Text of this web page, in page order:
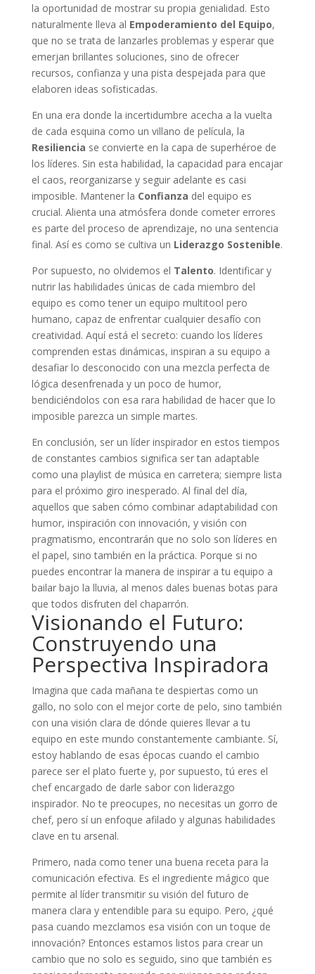
la oportunidad de mostrar su propia genialidad. Esto
naturalmente lleva al Empoderamiento del Equipo,
que no se trata de lanzarles problemas y esperar que
emerjan brillantes soluciones, sino de ofrecer
recursos, confianza y una pista despejada para que
elaboren ideas sofisticadas.
En una era donde la incertidumbre acecha a la vuelta
de cada esquina como un villano de película, la
Resiliencia se convierte en la capa de superhéroe de
los líderes. Sin esta habilidad, la capacidad para encajar
el caos, reorganizarse y seguir adelante es casi
imposible. Mantener la Confianza del equipo es
crucial. Alienta una atmósfera donde cometer errores
es parte del proceso de aprendizaje, no una sentencia
final. Así es como se cultiva un Liderazgo Sostenible.
Por supuesto, no olvidemos el Talento. Identificar y
nutrir las habilidades únicas de cada miembro del
equipo es como tener un equipo multitool pero
humano, capaz de enfrentar cualquier desafío con
creatividad. Aquí está el secreto: cuando los líderes
comprenden estas dinámicas, inspiran a su equipo a
desafiar lo desconocido con una mezcla perfecta de
lógica desenfrenada y un poco de humor,
bendiciéndolos con esa rara habilidad de hacer que lo
imposible parezca un simple martes.
En conclusión, ser un líder inspirador en estos tiempos
de constantes cambios significa ser tan adaptable
como una playlist de música en carretera; siempre lista
para el próximo giro inesperado. Al final del día,
aquellos que saben cómo combinar adaptabilidad con
humor, inspiración con innovación, y visión con
pragmatismo, encontrarán que no solo son líderes en
el papel, sino también en la práctica. Porque si no
puedes encontrar la manera de inspirar a tu equipo a
bailar bajo la lluvia, al menos dales buenas botas para
que todos disfruten del chaparrón.
Visionando el Futuro:
Construyendo una
Perspectiva Inspiradora
Imagina que cada mañana te despiertas como un
gallo, no solo con el mejor corte de pelo, sino también
con una visión clara de dónde quieres llevar a tu
equipo en este mundo constantemente cambiante. Sí,
estoy hablando de esas épocas cuando el cambio
parece ser el plato fuerte y, por supuesto, tú eres el
chef encargado de darle sabor con liderazgo
inspirador. No te preocupes, no necesitas un gorro de
chef, pero sí un enfoque afilado y algunas habilidades
clave en tu arsenal.
Primero, nada como tener una buena receta para la
comunicación efectiva. Es el ingrediente mágico que
permite al líder transmitir su visión del futuro de
manera clara y entendible para su equipo. Pero, ¿qué
pasa cuando mezclamos esa visión con un toque de
innovación? Entonces estamos listos para crear un
cambio que no solo es seguido, sino que también es